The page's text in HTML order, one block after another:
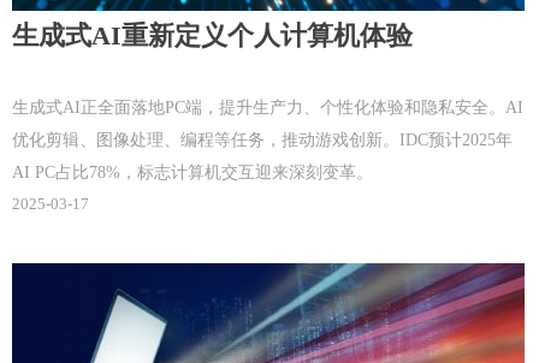
生成式AI重新定义个人计算机体验
生成式AI正全面落地PC端，提升生产力、个性化体验和隐私安全。AI
优化剪辑、图像处理、编程等任务，推动游戏创新。IDC预计2025年
AI PC占比78%，标志计算机交互迎来深刻变革。
2025-03-17